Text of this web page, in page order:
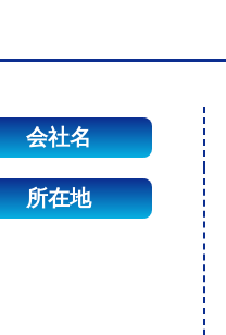
会社名
所在地